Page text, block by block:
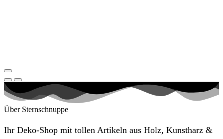
Über Sternschnuppe
Ihr Deko-Shop mit tollen Artikeln aus Holz, Kunstharz &